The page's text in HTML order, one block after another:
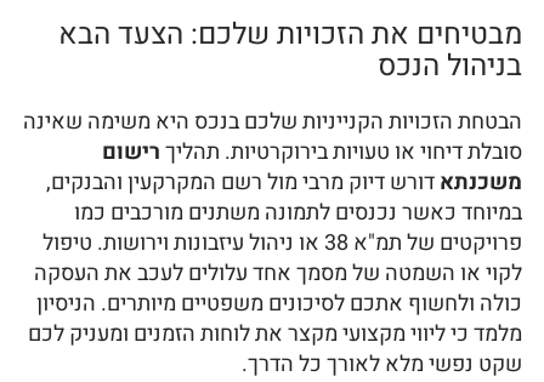
מבטיחים את הזכויות שלכם: הצעד הבא
בניהול הנכס
הבטחת הזכויות הקנייניות שלכם בנכס היא משימה שאינה
סובלת דיחוי או טעויות בירוקרטיות. תהליךרישום
משכנתאדורש דיוק מרבי מול רשם המקרקעין והבנקים,
במיוחד כאשר נכנסים לתמונה משתנים מורכבים כמו
פרויקטים של תמ"א 38 או ניהול עיזבונות וירושות. טיפול
לקוי או השמטה של מסמך אחד עלולים לעכב את העסקה
כולה ולחשוף אתכם לסיכונים משפטיים מיותרים. הניסיון
מלמד כי ליווי מקצועי מקצר את לוחות הזמנים ומעניק לכם
שקט נפשי מלא לאורך כל הדרך.